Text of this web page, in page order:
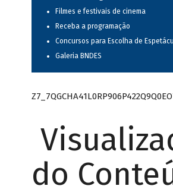
Filmes e festivais de cinema
Receba a programação
Concursos para Escolha de
Galeria BNDES
do